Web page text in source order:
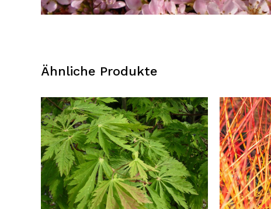
Ähnliche Produkte